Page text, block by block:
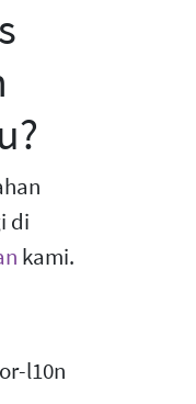
di
kami.
l10n